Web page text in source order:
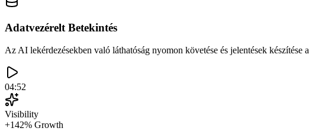
Adatvezérelt Betekintés
Az AI lekérdezésekben való láthatóság nyomon követése és jelentések készítése
04:52
Visibility
+142% Growth